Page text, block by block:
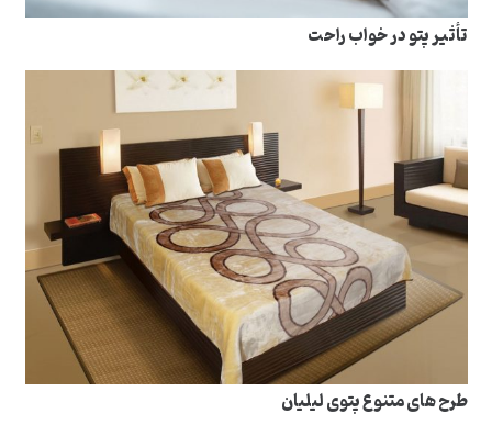
تأثیر پتو در خواب راحت
طرح های متنوع پتوی لیلیان